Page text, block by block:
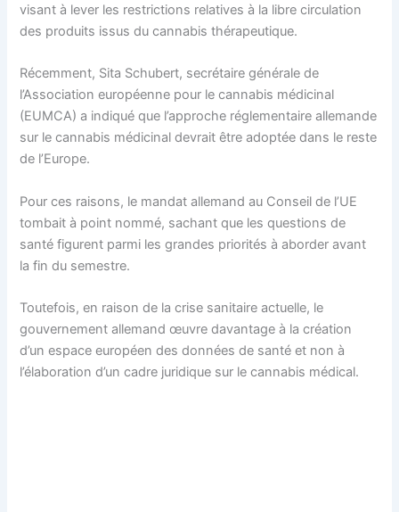
visant à lever les restrictions relatives à la libre circulation
des produits issus du cannabis thérapeutique.
Récemment, Sita Schubert, secrétaire générale de
l’Association européenne pour le cannabis médicinal
(EUMCA) a indiqué que l’approche réglementaire allemande
sur le cannabis médicinal devrait être adoptée dans le reste
de l’Europe.
Pour ces raisons, le mandat allemand au Conseil de l’UE
tombait à point nommé, sachant que les questions de
santé figurent parmi les grandes priorités à aborder avant
la fin du semestre.
Toutefois, en raison de la crise sanitaire actuelle, le
gouvernement allemand œuvre davantage à la création
d’un espace européen des données de santé et non à
l’élaboration d’un cadre juridique sur le cannabis médical.